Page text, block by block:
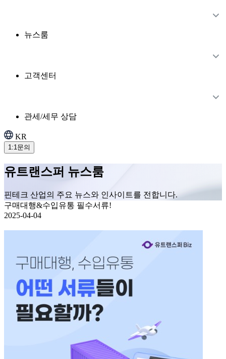
뉴스룸
고객센터
관세/세무 상담
KR
1:1문의
유트랜스퍼 뉴스룸
핀테크 산업의 주요 뉴스와 인사이트를 전합니다.
구매대행&수입유통 필수서류!
2025-04-04